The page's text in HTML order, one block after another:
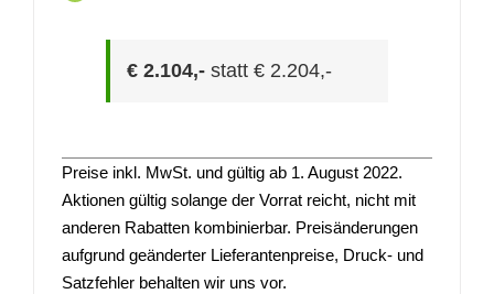
€ 2.104,- statt € 2.204,-
Preise inkl. MwSt. und gültig ab 1. August 2022.
Aktionen gültig solange der Vorrat reicht, nicht mit
anderen Rabatten kombinierbar. Preisänderungen
aufgrund geänderter Lieferantenpreise, Druck- und
Satzfehler behalten wir uns vor.